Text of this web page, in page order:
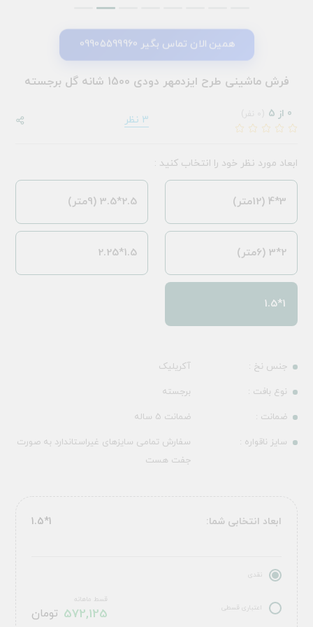
همین الان تماس بگیر 09905599960
فرش ماشینی طرح ایزدمهر دودی 1500 شانه گل برجسته
0 از 5 3 نظر
جنس نخ :
آکریلیک
نوع بافت :
برجسته
ضمانت :
ضمانت 5 ساله
سایز ناقواره :
سفارش تمامی سایزهای غیراستاندارد به صورت
جفت هست
ابعاد مورد نظر خود را انتخاب کنید :
3*4 (12متر) 2.5*3.5 (9متر)
2*3 (6متر) 1.5*2.25
1*1.5
ابعاد انتخابی شما: 1*1.5
نقدی
اعتباری قسطی
قسط ماهانه
572,125 تومان